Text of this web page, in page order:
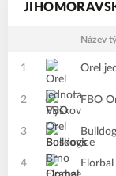
Název
1 Orel
2 FBO
3
4 Florbal